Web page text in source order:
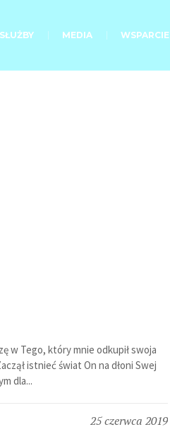
SŁUŻBY MEDIA WSPARCIE
w Tego, który mnie odkupił swoja
istnieć świat On na dłoni Swej
dla...
25 czerwca 2019